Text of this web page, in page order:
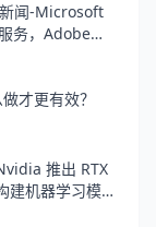
闻-Microsoft
务，Adobe推
消除了乏味的
才更有效？
推出 RTX
建机器学习模